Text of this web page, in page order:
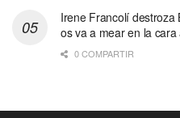
Irene Francolí destroza
os va a mear en la cara
0 COMPARTIR